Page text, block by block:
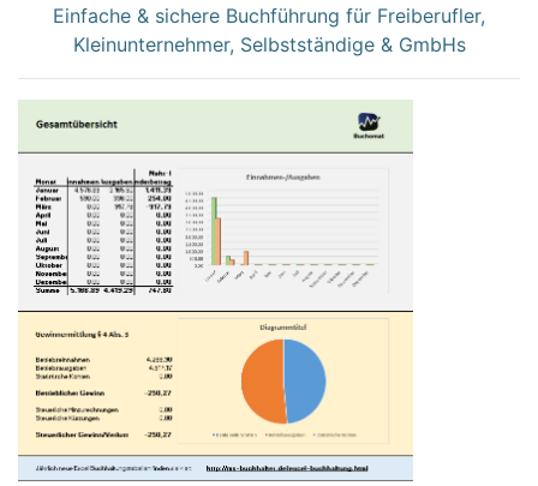
Einfache & sichere Buchführung für Freiberufler,
Kleinunternehmer, Selbstständige & GmbHs